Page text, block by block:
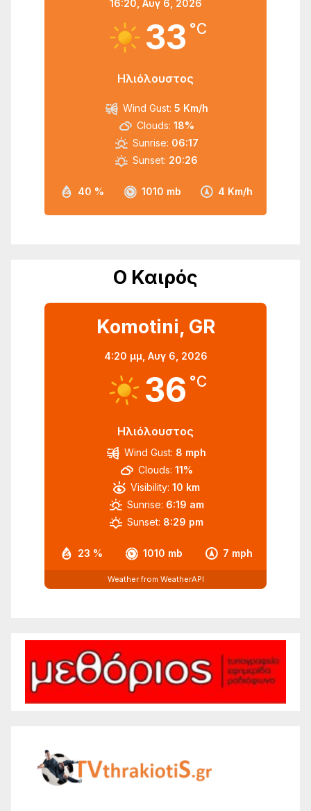
16:20, Αυγ 6, 2026
33 °C
Ηλιόλουστος
40 % 1010 mb 4 Km/h
Wind Gust: 5 Km/h
Clouds: 18%
Sunrise: 06:17
Sunset: 20:26
Ο Καιρός
Komotini, GR
4:20 μμ, Αυγ 6, 2026
36 °C
Ηλιόλουστος
23 % 1010 mb 7 mph
Wind Gust: 8 mph
Clouds: 11%
Visibility: 10 km
Sunrise: 6:19 am
Sunset: 8:29 pm
Weather from WeatherAPI